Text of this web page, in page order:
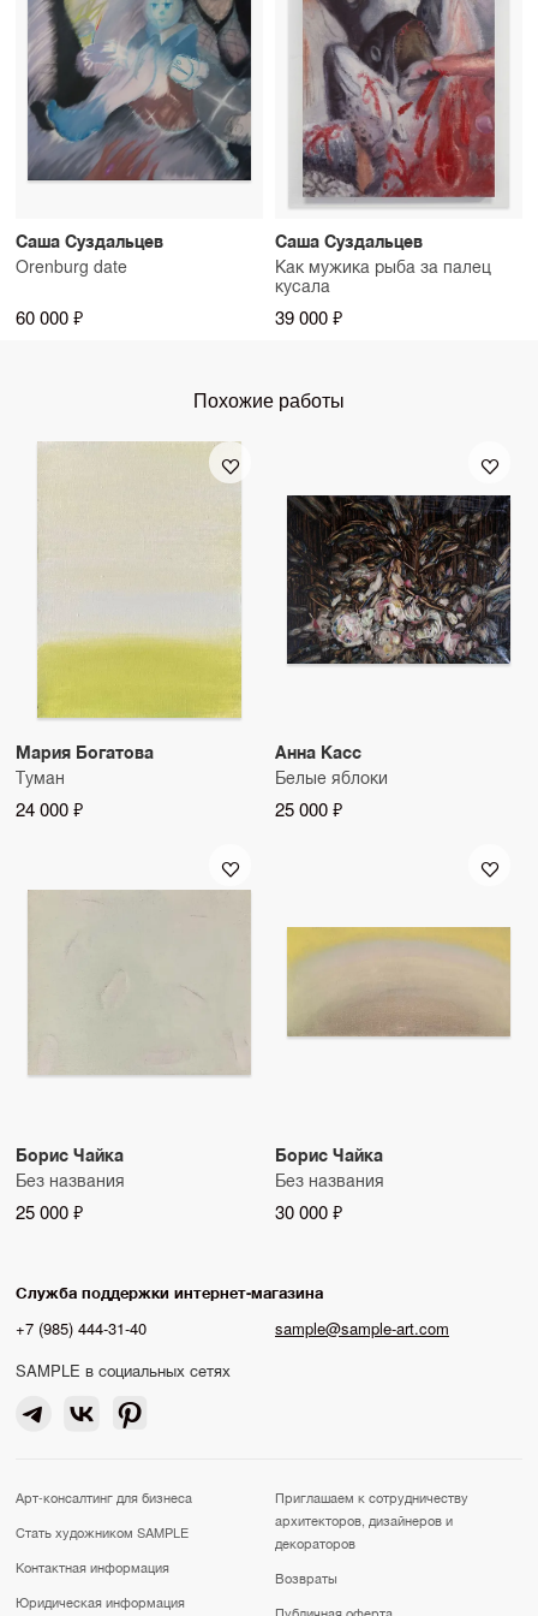
Саша Суздальцев
Orenburg date
60 000 ₽
Саша Суздальцев
Как мужика рыба за палец
кусала
39 000 ₽
Похожие работы
Мария Богатова
Туман
24 000 ₽
Анна Касс
Белые яблоки
25 000 ₽
Борис Чайка
Без названия
25 000 ₽
Борис Чайка
Без названия
30 000 ₽
Служба поддержки интернет-магазина
+7 (985) 444-31-40
sample@sample-art.com
SAMPLE в социальных сетях
Арт-консалтинг для бизнеса
Стать художником SAMPLE
Контактная информация
Юридическая информация
Приглашаем к сотрудничеству
архитекторов, дизайнеров и
декораторов
Возвраты
Публичная оферта